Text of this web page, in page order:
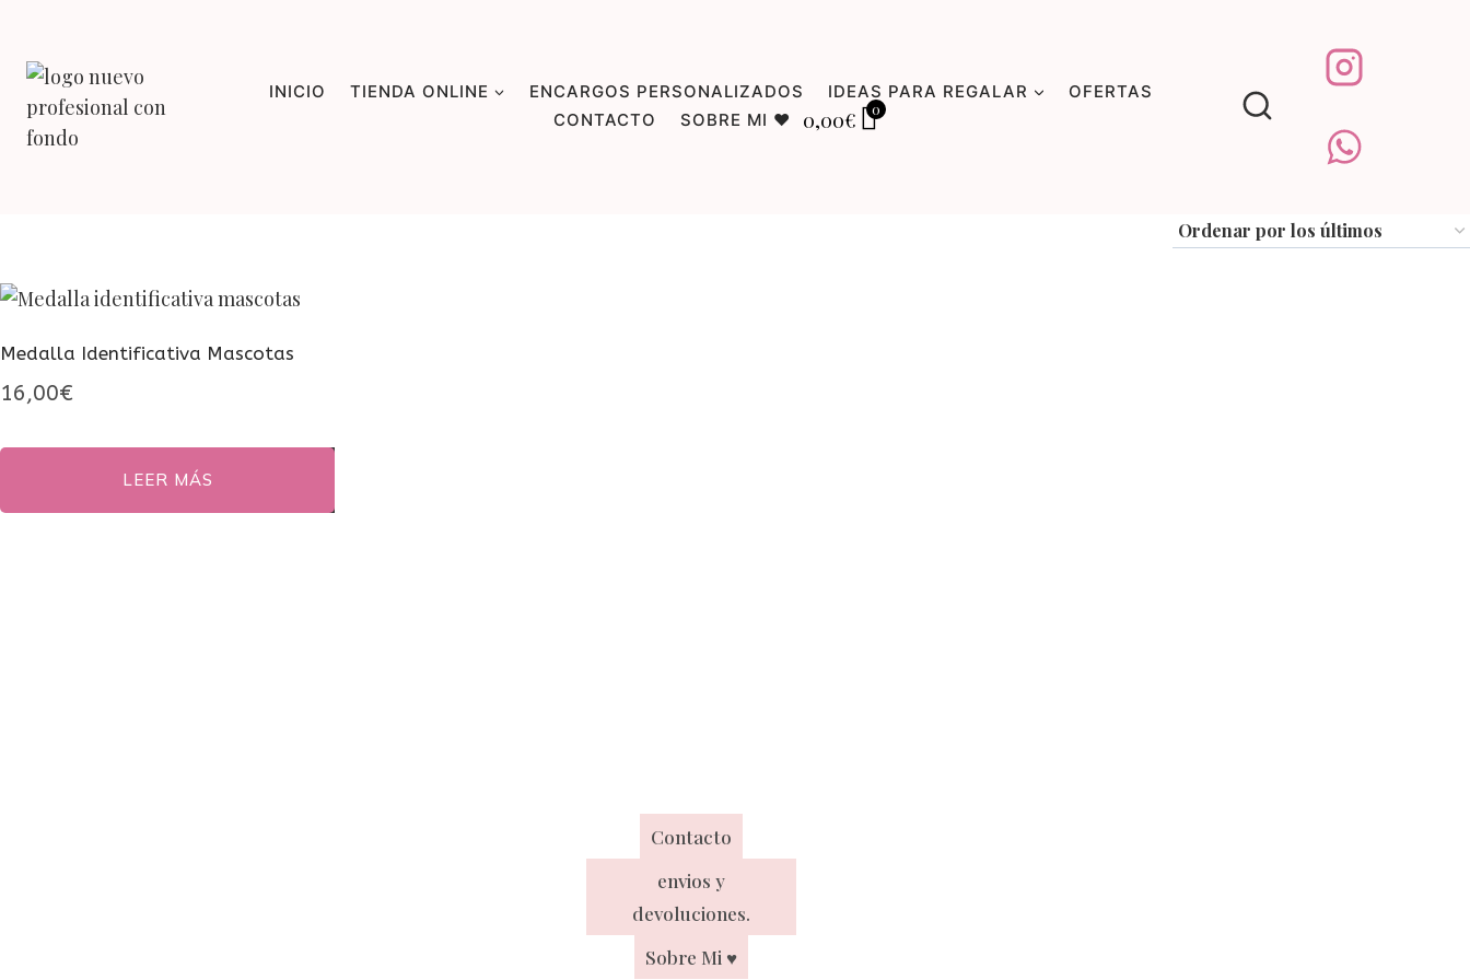
contenido
INICIO TIENDA ONLINE ENCARGOS PERSONALIZADOS IDEAS PARA REGALAR
OFERTAS
CONTACTO
SOBRE MI ♥ 0,00€ 0
Medalla Identificativa Mascotas
16,00€
LEER MÁS
Contacto
envios y
devoluciones.
Sobre Mi ♥